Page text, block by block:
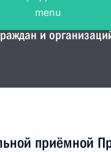
по работе с
и
приёмной
menu